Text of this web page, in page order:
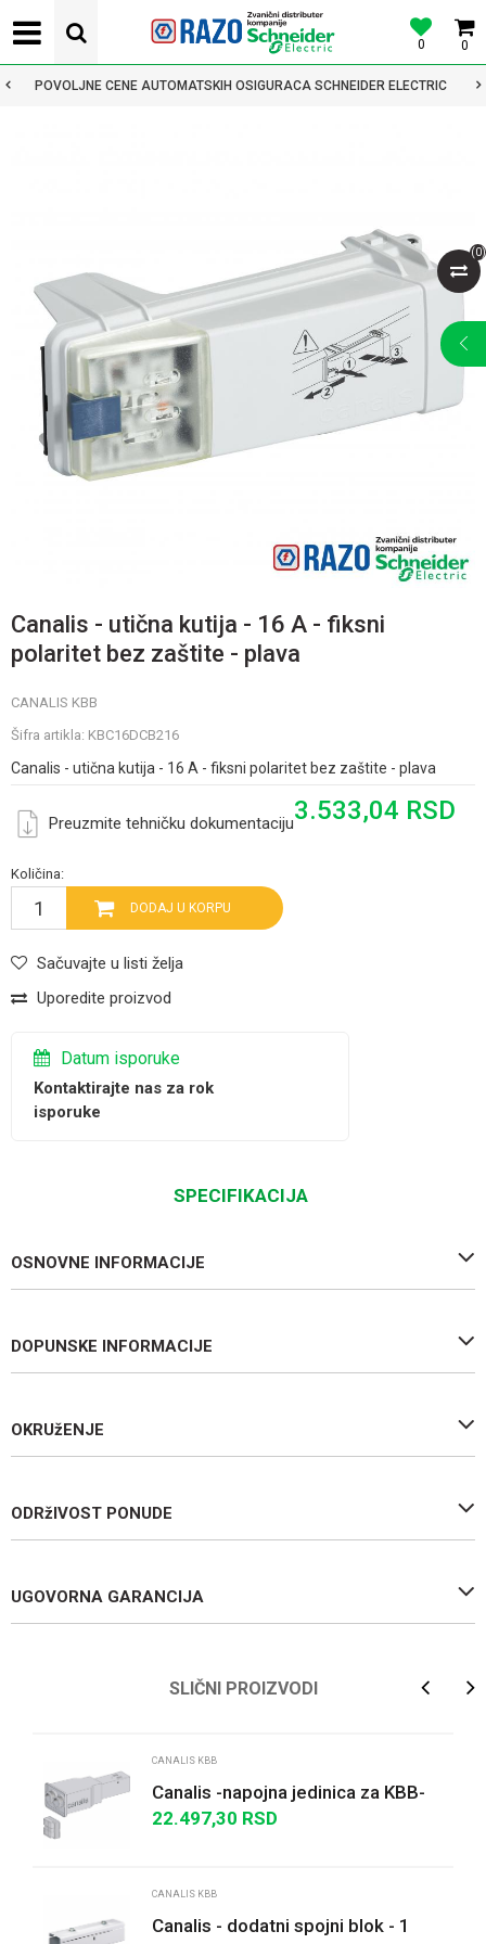
0
0
POVOLJNE CENE AUTOMATSKIH OSIGURACA SCHNEIDER ELECTRIC
(0)
Canalis - utična kutija - 16 A - fiksni
polaritet bez zaštite - plava
CANALIS KBB
Šifra artikla: KBC16DCB216
Canalis - utična kutija - 16 A - fiksni polaritet bez zaštite - plava
Preuzmite tehničku dokumentaciju3.533,04 RSD
Količina:
DODAJ U KORPU
Sačuvajte u listi želja
Uporedite proizvod
Datum isporuke
Kontaktirajte nas za rok
isporuke
SPECIFIKACIJA
OSNOVNE INFORMACIJE
DOPUNSKE INFORMACIJE
OKRUžENJE
ODRžIVOST PONUDE
UGOVORNA GARANCIJA
Poruka
SLIČNI PROIZVODI
CANALIS KBB
Canalis -napojna jedinica za KBB-
40A - leva montaža-2 kola - DALI
22.497,30 RSD
CANALIS KBB
Canalis - dodatni spojni blok - 1